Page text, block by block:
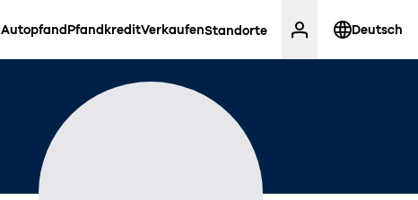
AutopfandPfandkreditVerkaufenStandorte Deutsch